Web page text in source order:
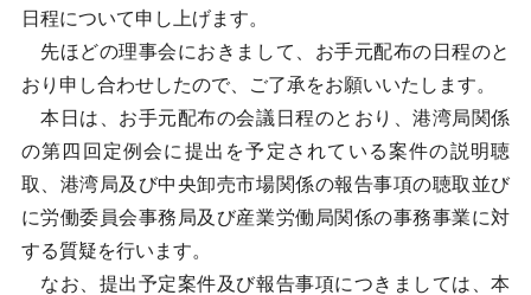
日程について申し上げます。
先ほどの理事会におきまして、お手元配布の日程のと
おり申し合わせしたので、ご了承をお願いいたします。
本日は、お手元配布の会議日程のとおり、港湾局関係
の第四回定例会に提出を予定されている案件の説明聴
取、港湾局及び中央卸売市場関係の報告事項の聴取並び
に労働委員会事務局及び産業労働局関係の事務事業に対
する質疑を行います。
なお、提出予定案件及び報告事項につきましては、本